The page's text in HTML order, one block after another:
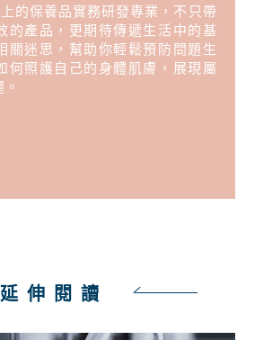
的保養品實務研發專業，不只帶
的產品，更期待傳遞生活中的基
關迷思，幫助你輕鬆預防問題生
何照護自己的身體肌膚，展現屬
延伸閱讀